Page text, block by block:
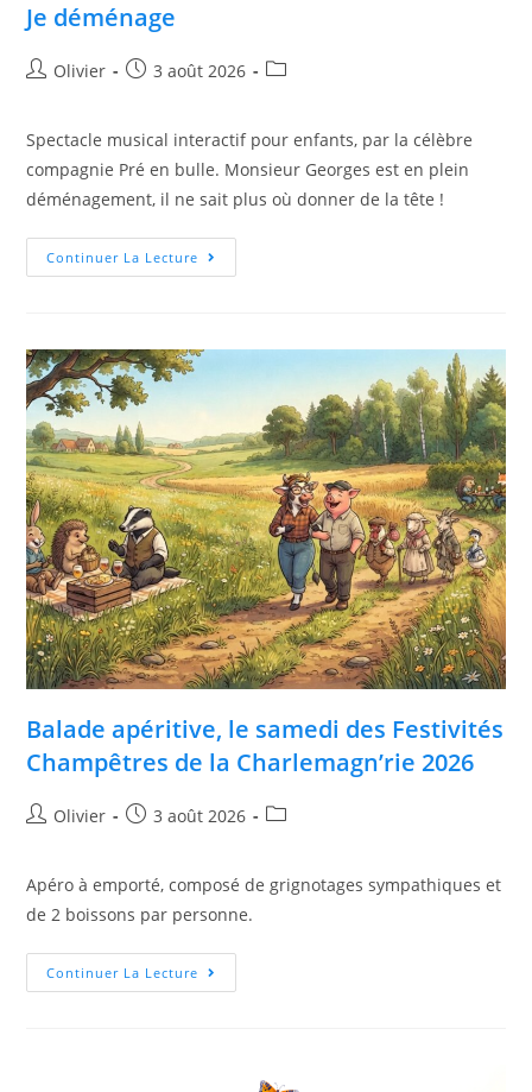
Je déménage
Olivier 3 août 2026
Spectacle musical interactif pour enfants, par la célèbre
compagnie Pré en bulle. Monsieur Georges est en plein
déménagement, il ne sait plus où donner de la tête !
Continuer La Lecture
Balade apéritive, le samedi des Festivités
Champêtres de la Charlemagn’rie 2026
Olivier 3 août 2026
Apéro à emporté, composé de grignotages sympathiques et
de 2 boissons par personne.
Continuer La Lecture